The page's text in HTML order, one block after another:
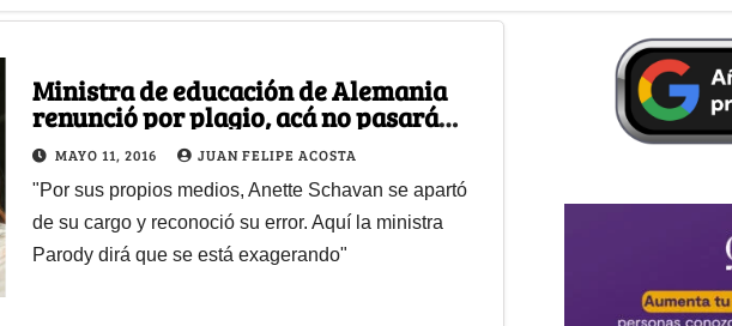
Ministra de educación de Alemania
renunció por plagio, acá no pasará
nada
MAYO 11, 2016 JUAN FELIPE ACOSTA
"Por sus propios medios, Anette Schavan se apartó
de su cargo y reconoció su error. Aquí la ministra
Parody dirá que se está exagerando"